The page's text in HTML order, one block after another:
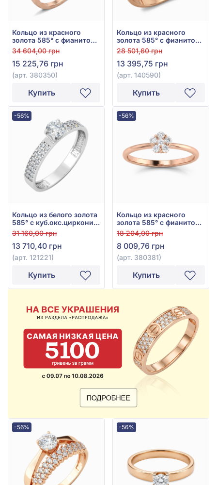
Кольцо из красного
золота 585° с фианитом,
арт. 380350
34 604,00 грн
15 225,76 грн
(арт. 380350)
Купить
Кольцо из красного
золота 585° с фианитом,
арт. 140590
28 501,60 грн
13 395,75 грн
(арт. 140590)
Купить
-56%
Кольцо из белого золота
585° с куб.окс.циркония,
арт. 121221
31 160,00 грн
13 710,40 грн
(арт. 121221)
Купить
-56%
Кольцо из красного
золота 585° с фианитом,
арт. 380381
18 204,00 грн
8 009,76 грн
(арт. 380381)
Купить
-56% -56%